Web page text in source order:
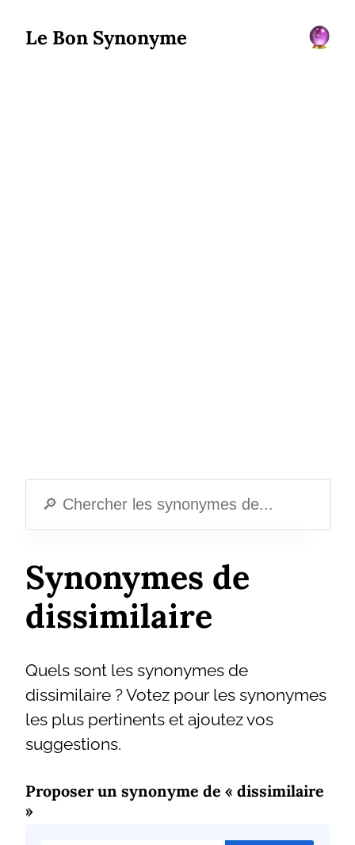
Le Bon Synonyme
Synonymes de
dissimilaire
Quels sont les synonymes de
dissimilaire ? Votez pour les synonymes
les plus pertinents et ajoutez vos
suggestions.
Proposer un synonyme de « dissimilaire
»